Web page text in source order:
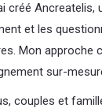
créé
et les
Mon
sur-
couples et